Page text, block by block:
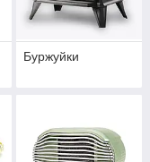
Буржуйки